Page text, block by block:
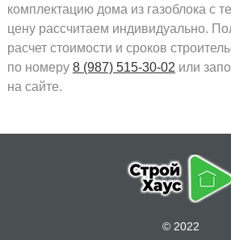
комплектацию дома из газоблока с
цену рассчитаем индивидуально.
расчет стоимости и сроков
по номеру 8 (987) 515-30-02 или
на сайте.
© 2022